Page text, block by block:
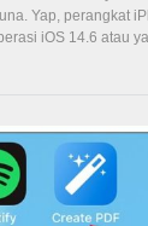
Yap, perangkat
iOS 14.6 atau